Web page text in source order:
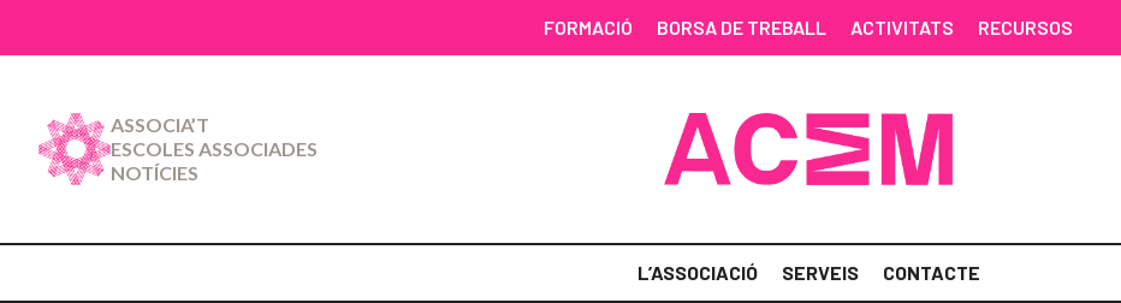
FORMACIÓ BORSA DE TREBALL ACTIVITATS RECURSOS
ASSOCIA’T
ESCOLES ASSOCIADES
NOTÍCIES
L’ASSOCIACIÓ SERVEIS CONTACTE